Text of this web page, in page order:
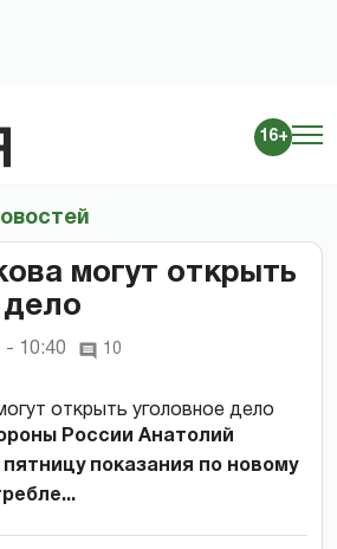
16+
могут открыть
дело
- 10:40 10
России Анатолий
показания по новому